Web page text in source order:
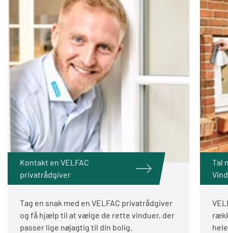
Kontakt en VELFAC
privatrådgiver
Tag en snak med en VELFAC privatrådgiver
og få hjælp til at vælge de rette vinduer, der
passer lige nøjagtig til din bolig.
Tal